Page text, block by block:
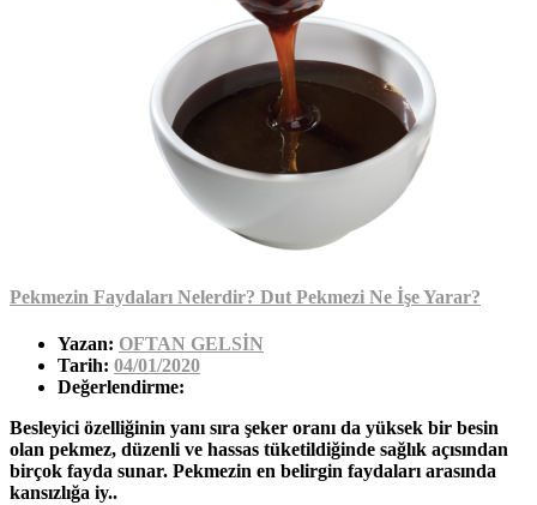
Pekmezin Faydaları Nelerdir? Dut Pekmezi Ne İşe Yarar?
Yazan: OFTAN GELSİN
Tarih: 04/01/2020
Değerlendirme:
Besleyici özelliğinin yanı sıra şeker oranı da yüksek bir besin
olan pekmez, düzenli ve hassas tüketildiğinde sağlık açısından
birçok fayda sunar. Pekmezin en belirgin faydaları arasında
kansızlığa iy..